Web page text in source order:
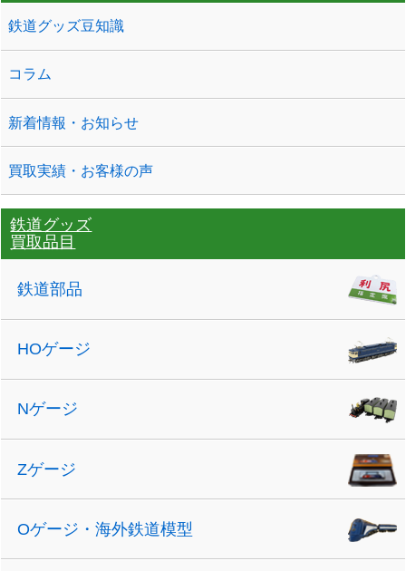
鉄道グッズ豆知識
コラム
新着情報・お知らせ
買取実績・お客様の声
鉄道グッズ
買取品目
鉄道部品
HOゲージ
Nゲージ
Zゲージ
Oゲージ・海外鉄道模型